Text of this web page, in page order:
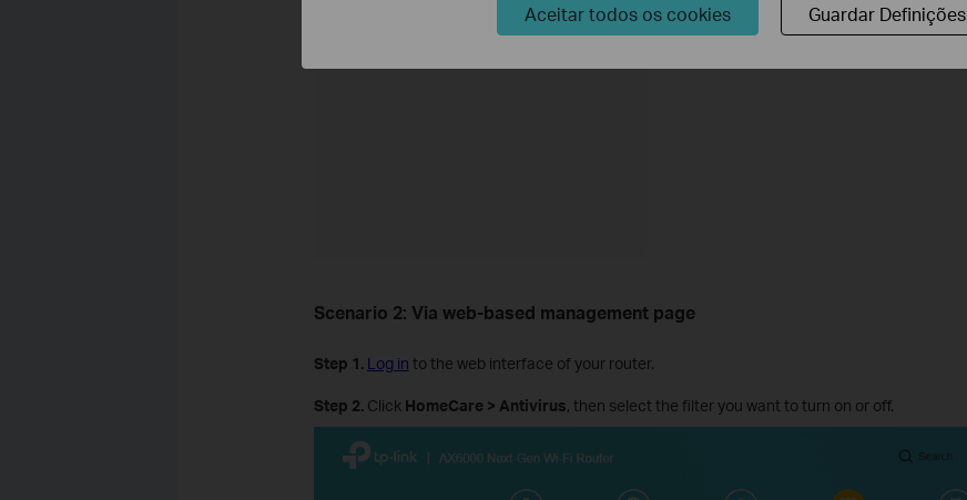
Scenario 2: Via web-based management page
Step 1. Log in to the web interface of your router.
Step 2.Click HomeCare > Antivirus, then select the filter you want to turn on or off.
Aceitar todos os cookies Guardar Definições